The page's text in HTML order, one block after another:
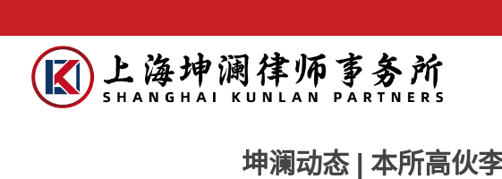
坤澜动态 | 本所高伙